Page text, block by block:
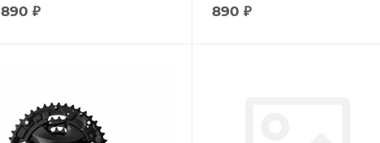
890 ₽ 890 ₽